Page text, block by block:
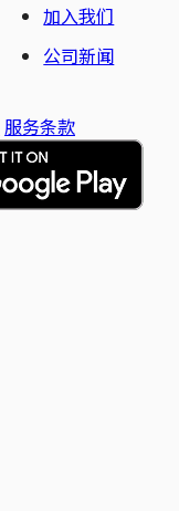
加入我们
公司新闻
服务条款